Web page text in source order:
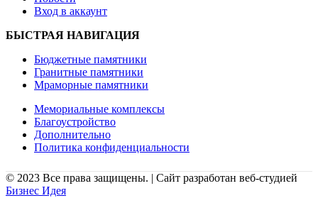
Вход в аккаунт
БЫСТРАЯ НАВИГАЦИЯ
Бюджетные памятники
Гранитные памятники
Мраморные памятники
Мемориальные комплексы
Благоустройство
Дополнительно
Политика конфиденциальности
© 2023 Все права защищены. | Сайт разработан веб-студией
Бизнес Идея